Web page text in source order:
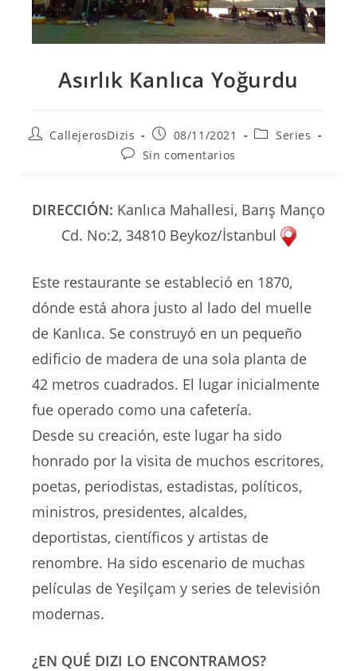
Asırlık Kanlıca Yoğurdu
AutorCallejerosDizis
Publicación
la
08/11/2021
Categoría
Series
Comentarios
Sin comentarios
DIRECCIÓN: Kanlıca Mahallesi, Barış Manço
Cd. No:2, 34810 Beykoz/İstanbul
Este restaurante se estableció en 1870,
dónde está ahora justo al lado del muelle
de Kanlıca. Se construyó en un pequeño
edificio de madera de una sola planta de
42 metros cuadrados. El lugar inicialmente
fue operado como una cafetería.
Desde su creación, este lugar ha sido
honrado por la visita de muchos escritores,
poetas, periodistas, estadistas, políticos,
ministros, presidentes, alcaldes,
deportistas, científicos y artistas de
renombre. Ha sido escenario de muchas
películas de Yeşilçam y series de televisión
modernas.
¿EN QUÉ DIZI LO ENCONTRAMOS?